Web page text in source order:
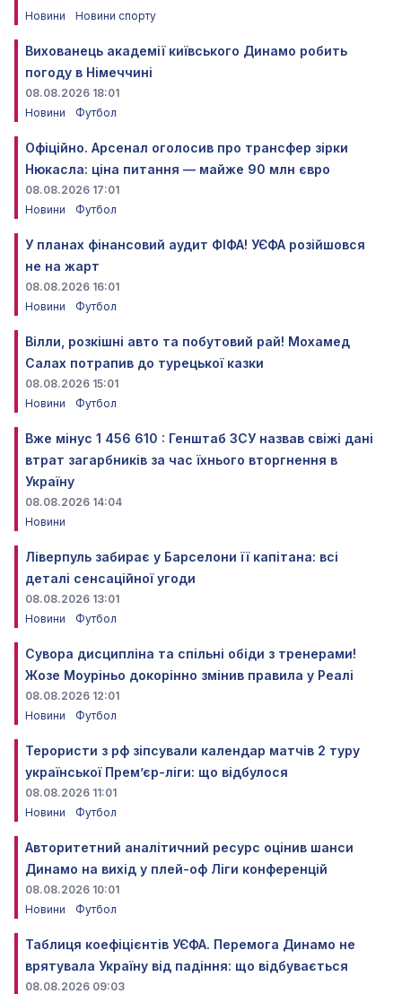
Новини
Новини спорту
Вихованець академії київського Динамо робить
погоду в Німеччині
08.08.2026 18:01
Новини
Футбол
Офіційно. Арсенал оголосив про трансфер зірки
Нюкасла: ціна питання — майже 90 млн євро
08.08.2026 17:01
Новини
Футбол
У планах фінансовий аудит ФІФА! УЄФА розійшовся
не на жарт
08.08.2026 16:01
Новини
Футбол
Вілли, розкішні авто та побутовий рай! Мохамед
Салах потрапив до турецької казки
08.08.2026 15:01
Новини
Футбол
Вже мінус 1 456 610 : Генштаб ЗСУ назвав свіжі дані
втрат загарбників за час їхнього вторгнення в
Україну
08.08.2026 14:04
Новини
Ліверпуль забирає у Барселони її капітана: всі
деталі сенсаційної угоди
08.08.2026 13:01
Новини
Футбол
Сувора дисципліна та спільні обіди з тренерами!
Жозе Моуріньо докорінно змінив правила у Реалі
08.08.2026 12:01
Новини
Футбол
Терористи з рф зіпсували календар матчів 2 туру
української Прем’єр-ліги: що відбулося
08.08.2026 11:01
Новини
Футбол
Авторитетний аналітичний ресурс оцінив шанси
Динамо на вихід у плей-оф Ліги конференцій
08.08.2026 10:01
Новини
Футбол
Таблиця коефіцієнтів УЄФА. Перемога Динамо не
врятувала Україну від падіння: що відбувається
08.08.2026 09:03